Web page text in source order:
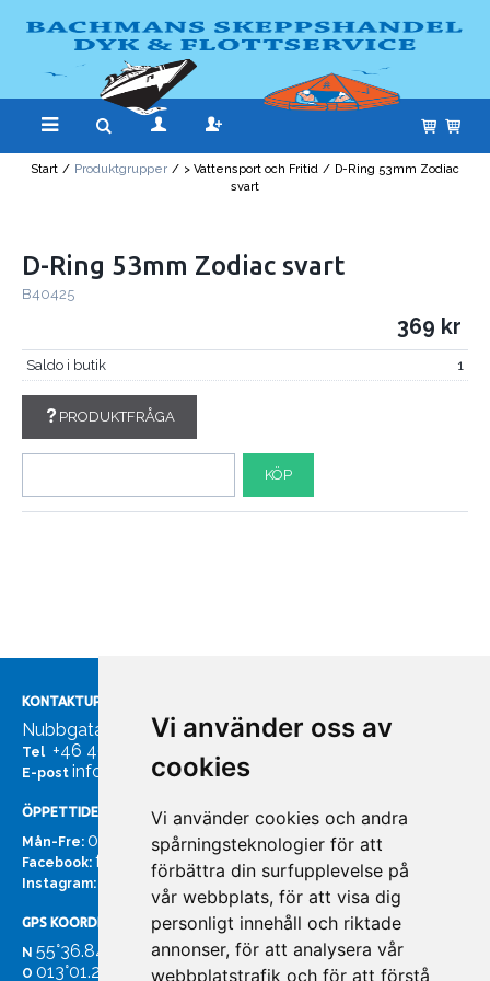
Vi använder oss av
cookies
Vi använder cookies och andra
spårningsteknologier för att
förbättra din surfupplevelse på
vår webbplats, för att visa dig
personligt innehåll och riktade
annonser, för att analysera vår
webbplatstrafik och för att förstå
Start / Produktgrupper / > Vattensport och Fritid / D-Ring 53mm Zodiac
svart
D-Ring 53mm Zodiac svart
B40425
369
Saldo i butik 1
PRODUKTFRÅGA
KÖP
KONTAKTUPPGIFTER
Nubbgatan 7, 211 24 Malmö
Tel +46 40185561
E-post info@bachmans.se
ÖPPETTIDER
Mån-Fre: 07:00 - 16:00
Facebook: facebook.com/bachmans.se
Instagram: instagram.com/bachmans.se
GPS KOORDINATER
N 55°36.847
O 013°01.255'